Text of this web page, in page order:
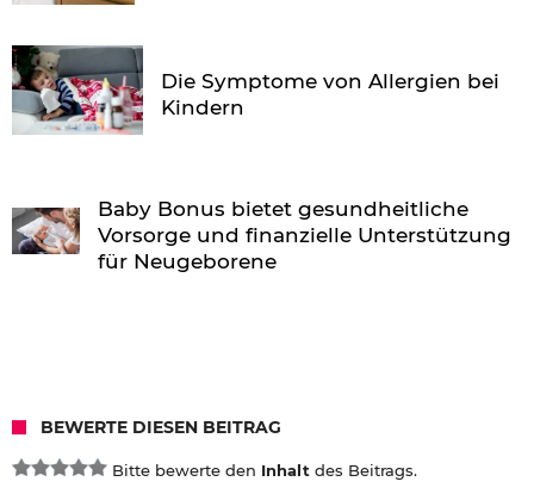
Die Symptome von Allergien bei
Kindern
Baby Bonus bietet gesundheitliche
Vorsorge und finanzielle Unterstützung
für Neugeborene
BEWERTE DIESEN BEITRAG
Bitte bewerte den Inhalt des Beitrags.